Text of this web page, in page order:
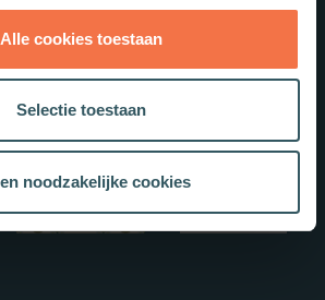
Alle cookies toestaan
Selectie toestaan
noodzakelijke cookies